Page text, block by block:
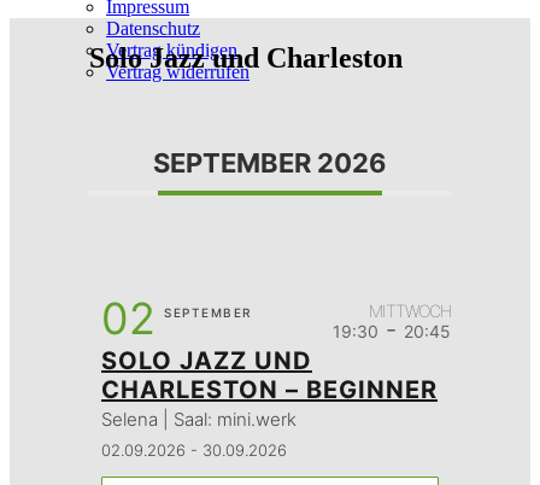
Impressum
Datenschutz
Vertrag kündigen
Vertrag widerrufen
Solo Jazz und Charleston
SEPTEMBER 2026
02 SEPTEMBER
MITTWOCH
19:30 - 20:45
SOLO JAZZ UND
CHARLESTON – BEGINNER
Selena | Saal: mini.werk
02.09.2026 - 30.09.2026